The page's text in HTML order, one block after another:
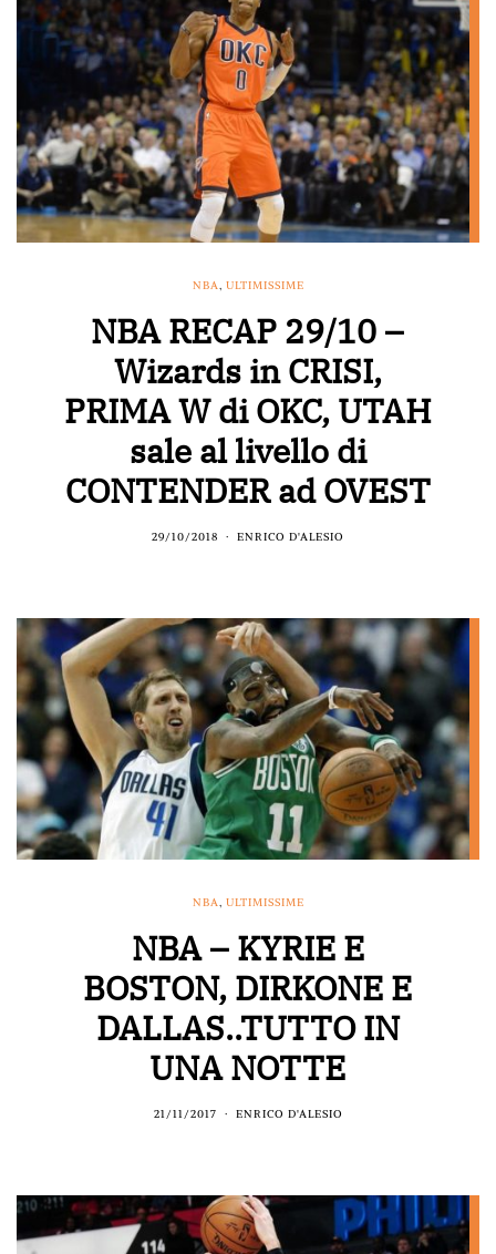
NBA, ULTIMISSIME
NBA RECAP 29/10 –
Wizards in CRISI,
PRIMA W di OKC, UTAH
sale al livello di
CONTENDER ad OVEST
29/10/2018 ENRICO D'ALESIO
NBA, ULTIMISSIME
NBA – KYRIE E
BOSTON, DIRKONE E
DALLAS..TUTTO IN
UNA NOTTE
21/11/2017 ENRICO D'ALESIO